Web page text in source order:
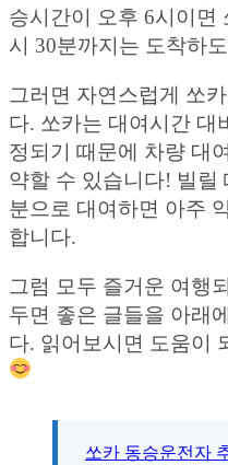
승시간이 오후 6시이면
시 30분까지는 도착하
그러면 자연스럽게 쏘
다. 쏘카는 대여시간 대
정되기 때문에 차량 대
약할 수 있습니다! 빌릴
분으로 대여하면 아주
합니다.
그럼 모두 즐거운 여행
두면 좋은 글들을 아래
다. 읽어보시면 도움이
쏘카 동승운전자